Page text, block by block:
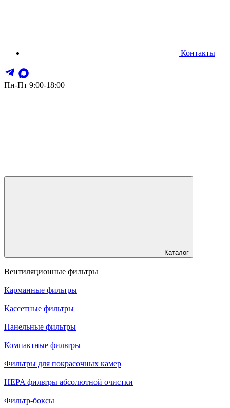
Контакты
Пн-Пт 9:00-18:00
Каталог
Вентиляционные фильтры
Карманные фильтры
Кассетные фильтры
Панельные фильтры
Компактные фильтры
Фильтры для покрасочных камер
HEPA фильтры абсолютной очистки
Фильтр-боксы